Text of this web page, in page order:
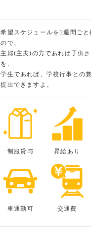
希望スケジュールを1週間ご
ので、
主婦(主夫)の方であれば子供
を、
学生であれば、学校行事との
提出できますよ。
制服貸与 昇給あり
車通勤可 交通費